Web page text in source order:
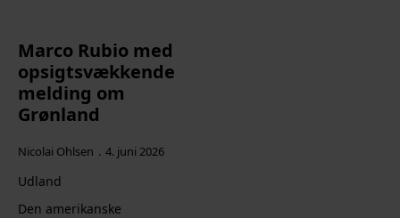
Marco Rubio med
opsigtsvækkende
melding om
Grønland
Nicolai Ohlsen 4. juni 2026
Udland
Den amerikanske